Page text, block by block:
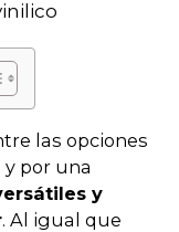
las opciones
por una
y
. Al igual que